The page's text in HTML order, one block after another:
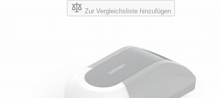
Zur Vergleichsliste hinzufügen